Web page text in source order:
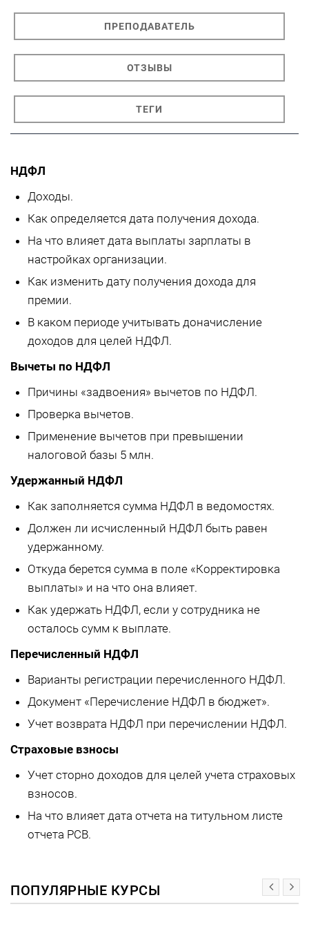
ПРЕПОДАВАТЕЛЬ
ОТЗЫВЫ
ТЕГИ
НДФЛ
Доходы.
Как определяется дата получения дохода.
На что влияет дата выплаты зарплаты в
настройках организации.
Как изменить дату получения дохода для
премии.
В каком периоде учитывать доначисление
доходов для целей НДФЛ.
Вычеты по НДФЛ
Причины «задвоения» вычетов по НДФЛ.
Проверка вычетов.
Применение вычетов при превышении
налоговой базы 5 млн.
Удержанный НДФЛ
Как заполняется сумма НДФЛ в ведомостях.
Должен ли исчисленный НДФЛ быть равен
удержанному.
Откуда берется сумма в поле «Корректировка
выплаты» и на что она влияет.
Как удержать НДФЛ, если у сотрудника не
осталось сумм к выплате.
Перечисленный НДФЛ
Варианты регистрации перечисленного НДФЛ.
Документ «Перечисление НДФЛ в бюджет».
Учет возврата НДФЛ при перечислении НДФЛ.
Страховые взносы
Учет сторно доходов для целей учета страховых
взносов.
На что влияет дата отчета на титульном листе
отчета РСВ.
ПОПУЛЯРНЫЕ КУРСЫ